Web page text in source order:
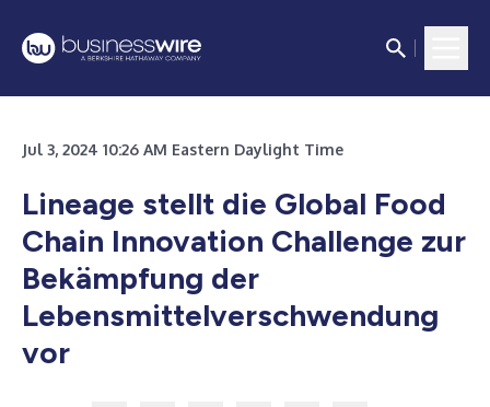
Jul 3, 2024 10:26 AM Eastern Daylight Time
Lineage stellt die Global Food
Chain Innovation Challenge zur
Bekämpfung der
Lebensmittelverschwendung
vor